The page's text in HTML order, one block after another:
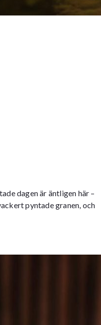
dagen är äntligen här –
pyntade granen, och